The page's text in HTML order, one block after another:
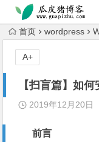
跳转到主内容
首页 wordpress
【扫盲篇】如
2019年12月20日
前言
A+